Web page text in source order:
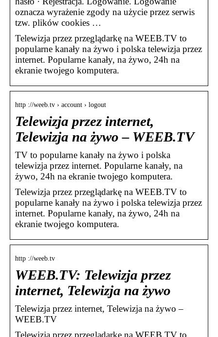
oznacza wyrażenie zgody na użycie przez serwis
tzw. plików cookies …
Telewizja przez przeglądarkę na WEEB.TV to
popularne kanały na żywo i polska telewizja przez
internet. Popularne kanały, na żywo, 24h na
ekranie twojego komputera.
http ://weeb.tv › account › logout
Telewizja przez internet,
Telewizja na żywo – WEEB.TV
TV to popularne kanały na żywo i polska
telewizja przez internet. Popularne kanały, na
żywo, 24h na ekranie twojego komputera.
Telewizja przez przeglądarkę na WEEB.TV to
popularne kanały na żywo i polska telewizja przez
internet. Popularne kanały, na żywo, 24h na
ekranie twojego komputera.
http ://weeb.tv
WEEB.TV: Telewizja przez
internet, Telewizja na żywo
Telewizja przez internet, Telewizja na żywo –
WEEB.TV
Telewizja przez przeglądarkę na WEEB.TV to